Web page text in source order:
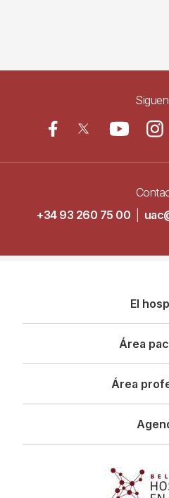
+34 93 260 75 00
principal
El
Área
Área